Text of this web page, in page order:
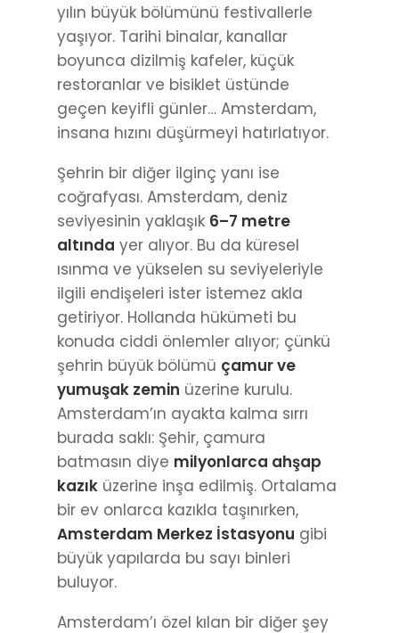
yılın büyük bölümünü festivallerle
yaşıyor. Tarihi binalar, kanallar
boyunca dizilmiş kafeler, küçük
restoranlar ve bisiklet üstünde
geçen keyifli günler… Amsterdam,
insana hızını düşürmeyi hatırlatıyor.
Şehrin bir diğer ilginç yanı ise
coğrafyası. Amsterdam, deniz
seviyesinin yaklaşık 6–7 metre
altında yer alıyor. Bu da küresel
ısınma ve yükselen su seviyeleriyle
ilgili endişeleri ister istemez akla
getiriyor. Hollanda hükümeti bu
konuda ciddi önlemler alıyor; çünkü
şehrin büyük bölümü çamur ve
yumuşak zemin üzerine kurulu.
Amsterdam’ın ayakta kalma sırrı
burada saklı: Şehir, çamura
batmasın diye milyonlarca ahşap
kazık üzerine inşa edilmiş. Ortalama
bir ev onlarca kazıkla taşınırken,
Amsterdam Merkez İstasyonu gibi
büyük yapılarda bu sayı binleri
buluyor.
Amsterdam’ı özel kılan bir diğer şey